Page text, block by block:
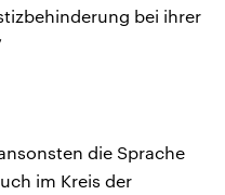
bei ihrer
die Sprache
im Kreis der